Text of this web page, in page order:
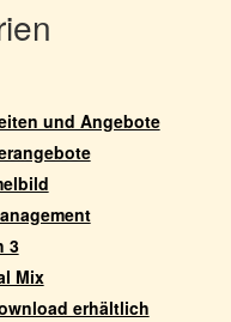
und Angebote
3
Mix
erhältlich